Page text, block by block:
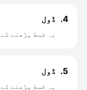
4. ڈول
یہ قسط پڑھنے
5. ڈول
یہ قسط پڑھنے